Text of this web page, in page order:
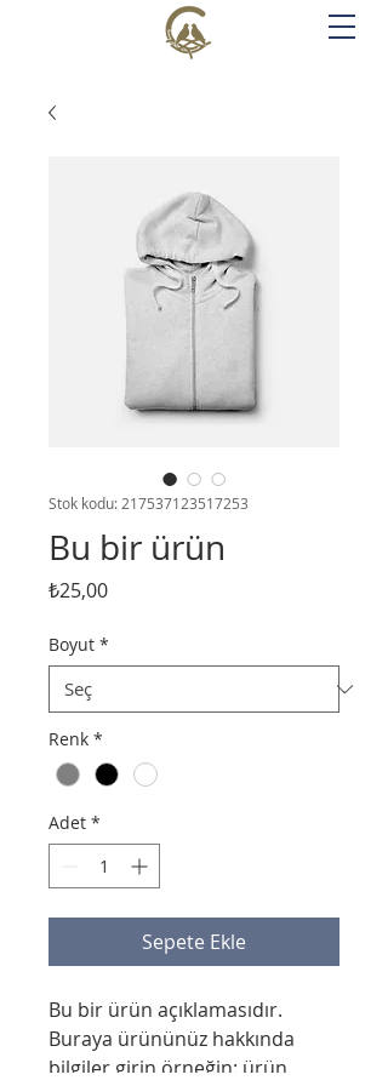
Stok kodu: 217537123517253
Bu bir ürün
₺25,00Fiyat
Boyut *
Renk *
Adet *
Sepete Ekle
Bu bir ürün açıklamasıdır.
Buraya ürününüz hakkında
bilgiler girin örneğin: ürün